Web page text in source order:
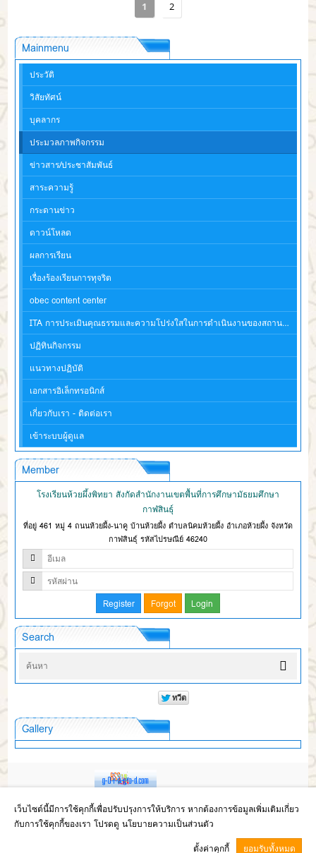
1 2
Mainmenu
ประวัติ
วิสัยทัศน์
บุคลากร
ประมวลภาพกิจกรรม
ข่าวสาร/ประชาสัมพันธ์
สาระความรู้
กระดานข่าว
ดาวน์โหลด
ผลการเรียน
เรื่องร้องเรียนการทุจริต
obec content center
ITA การประเมินคุณธรรมและความโปร่งใสในการดำเนินงานของสถานศึกษา
ปฏิทินกิจกรรม
แนวทางปฏิบัติ
เอกสารอิเล็กทรอนิกส์
เกี่ยวกับเรา - ติดต่อเรา
เข้าระบบผู้ดูแล
Member
โรงเรียนห้วยผึ้งพิทยา สังกัดสำนักงานเขตพื้นที่การศึกษามัธยมศึกษา
กาฬสินธุ์
ที่อยู่ 461 หมู่ 4 ถนนห้วยผึ้ง-นาคู บ้านห้วยผึ้ง ตำบลนิคมห้วยผึ้ง อำเภอห้วยผึ้ง จังหวัด
กาฬสินธุ์ รหัสไปรษณีย์ 46240
Search
Gallery
Copyright © 2017โรงเรียนห้วยผึ้งพิทยา สังกัดสำนักงานเขตพื้นที่การศึกษา
มัธยมศึกษากาฬสินธุ์
page process0.0407
เว็บไซต์นี้มีการใช้คุกกี้เพื่อปรับปรุงการให้บริการ หากต้องการข้อมูลเพิ่มเติมเกี่ยว
กับการใช้คุกกี้ของเรา โปรดดู นโยบายความเป็นส่วนตัว
ตั้งค่าคุกกี้
ยอมรับทั้งหมด